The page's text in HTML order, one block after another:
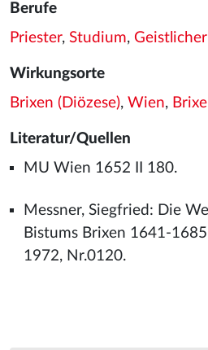
Berufe
Priester, Studium, Geistlicher
Wirkungsorte
Brixen (Diözese), Wien,
Literatur/Quellen
MU Wien 1652 II 180.
Messner, Siegfried: Die
Bistums Brixen 1641-
1972, Nr.0120.